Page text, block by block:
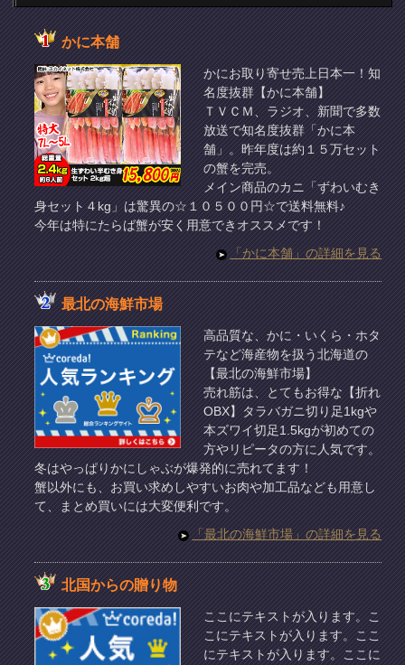
かに本舗
かにお取り寄せ売上日本一！知
名度抜群【かに本舗】
ＴＶＣＭ、ラジオ、新聞で多数
放送で知名度抜群「かに本
舗」。昨年度は約１５万セット
の蟹を完売。
メイン商品のカニ「ずわいむき
身セット４kg」は驚異の☆１０５００円☆で送料無料♪
今年は特にたらば蟹が安く用意できオススメです！
「かに本舗」の詳細を見る
最北の海鮮市場
高品質な、かに・いくら・ホタ
テなど海産物を扱う北海道の
【最北の海鮮市場】
売れ筋は、とてもお得な【折れ
OBX】タラバガニ切り足1kgや
本ズワイ切足1.5kgが初めての
方やリピータの方に人気です。
冬はやっぱりかにしゃぶが爆発的に売れてます！
蟹以外にも、お買い求めしやすいお肉や加工品なども用意し
て、まとめ買いには大変便利です。
「最北の海鮮市場」の詳細を見る
北国からの贈り物
ここにテキストが入ります。こ
こにテキストが入ります。ここ
にテキストが入ります。ここに